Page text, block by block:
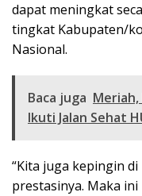
dapat meningkat
tingkat Kabupaten/
Nasional.
Baca juga
Ikuti Jalan Sehat
“Kita juga kepingin
prestasinya. Maka